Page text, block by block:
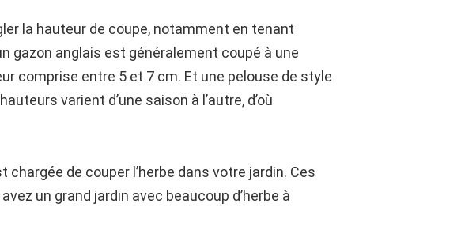
la hauteur de coupe, notamment en tenant
gazon anglais est généralement coupé à une
comprise entre 5 et 7 cm. Et une pelouse de style
varient d’une saison à l’autre, d’où
de couper l’herbe dans votre jardin. Ces
un grand jardin avec beaucoup d’herbe à